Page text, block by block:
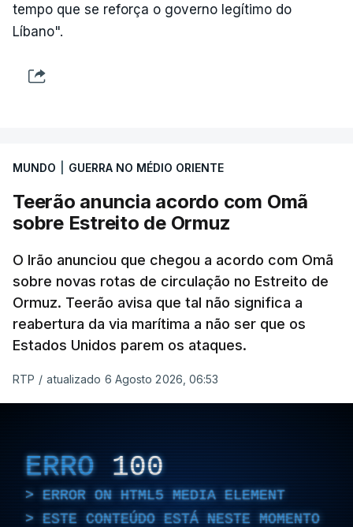
tempo que se reforça o governo legítimo do
Líbano".
MUNDO GUERRA NO MÉDIO ORIENTE
Teerão anuncia acordo com Omã
sobre Estreito de Ormuz
O Irão anunciou que chegou a acordo com Omã
sobre novas rotas de circulação no Estreito de
Ormuz. Teerão avisa que tal não significa a
reabertura da via marítima a não ser que os
Estados Unidos parem os ataques.
RTP / atualizado 6 Agosto 2026, 06:53
ERRO 100
ERROR ON HTML5 MEDIA ELEMENT
ESTE CONTEÚDO ESTÁ NESTE MOMENTO